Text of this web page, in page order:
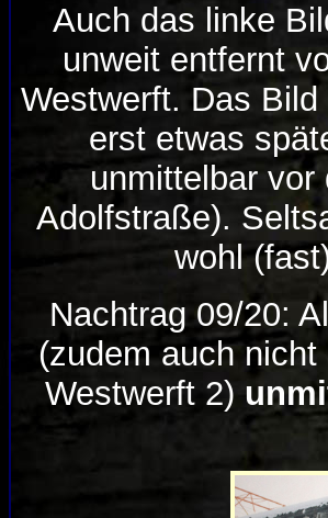
Auch das linke
unweit entfernt
Westwerft. Das
erst etwas
unmittelbar
Adolfstraße).
wohl
Nachtrag 09/20:
(zudem auch
Westwerft 2)